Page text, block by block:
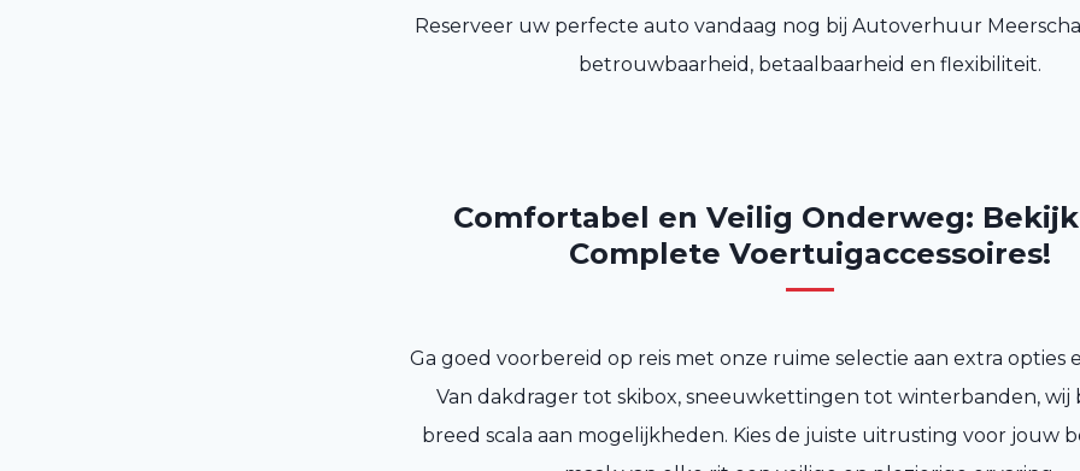
Reserveer uw perfecte auto vandaag nog bij Autoverhuur
betrouwbaarheid, betaalbaarheid en flexibiliteit.
Comfortabel en Veilig Onderweg:
Complete Voertuigaccessoires!
Ga goed voorbereid op reis met onze ruime selectie aan extra opties
Van dakdrager tot skibox, sneeuwkettingen tot winterbanden, wij
breed scala aan mogelijkheden. Kies de juiste uitrusting voor jouw